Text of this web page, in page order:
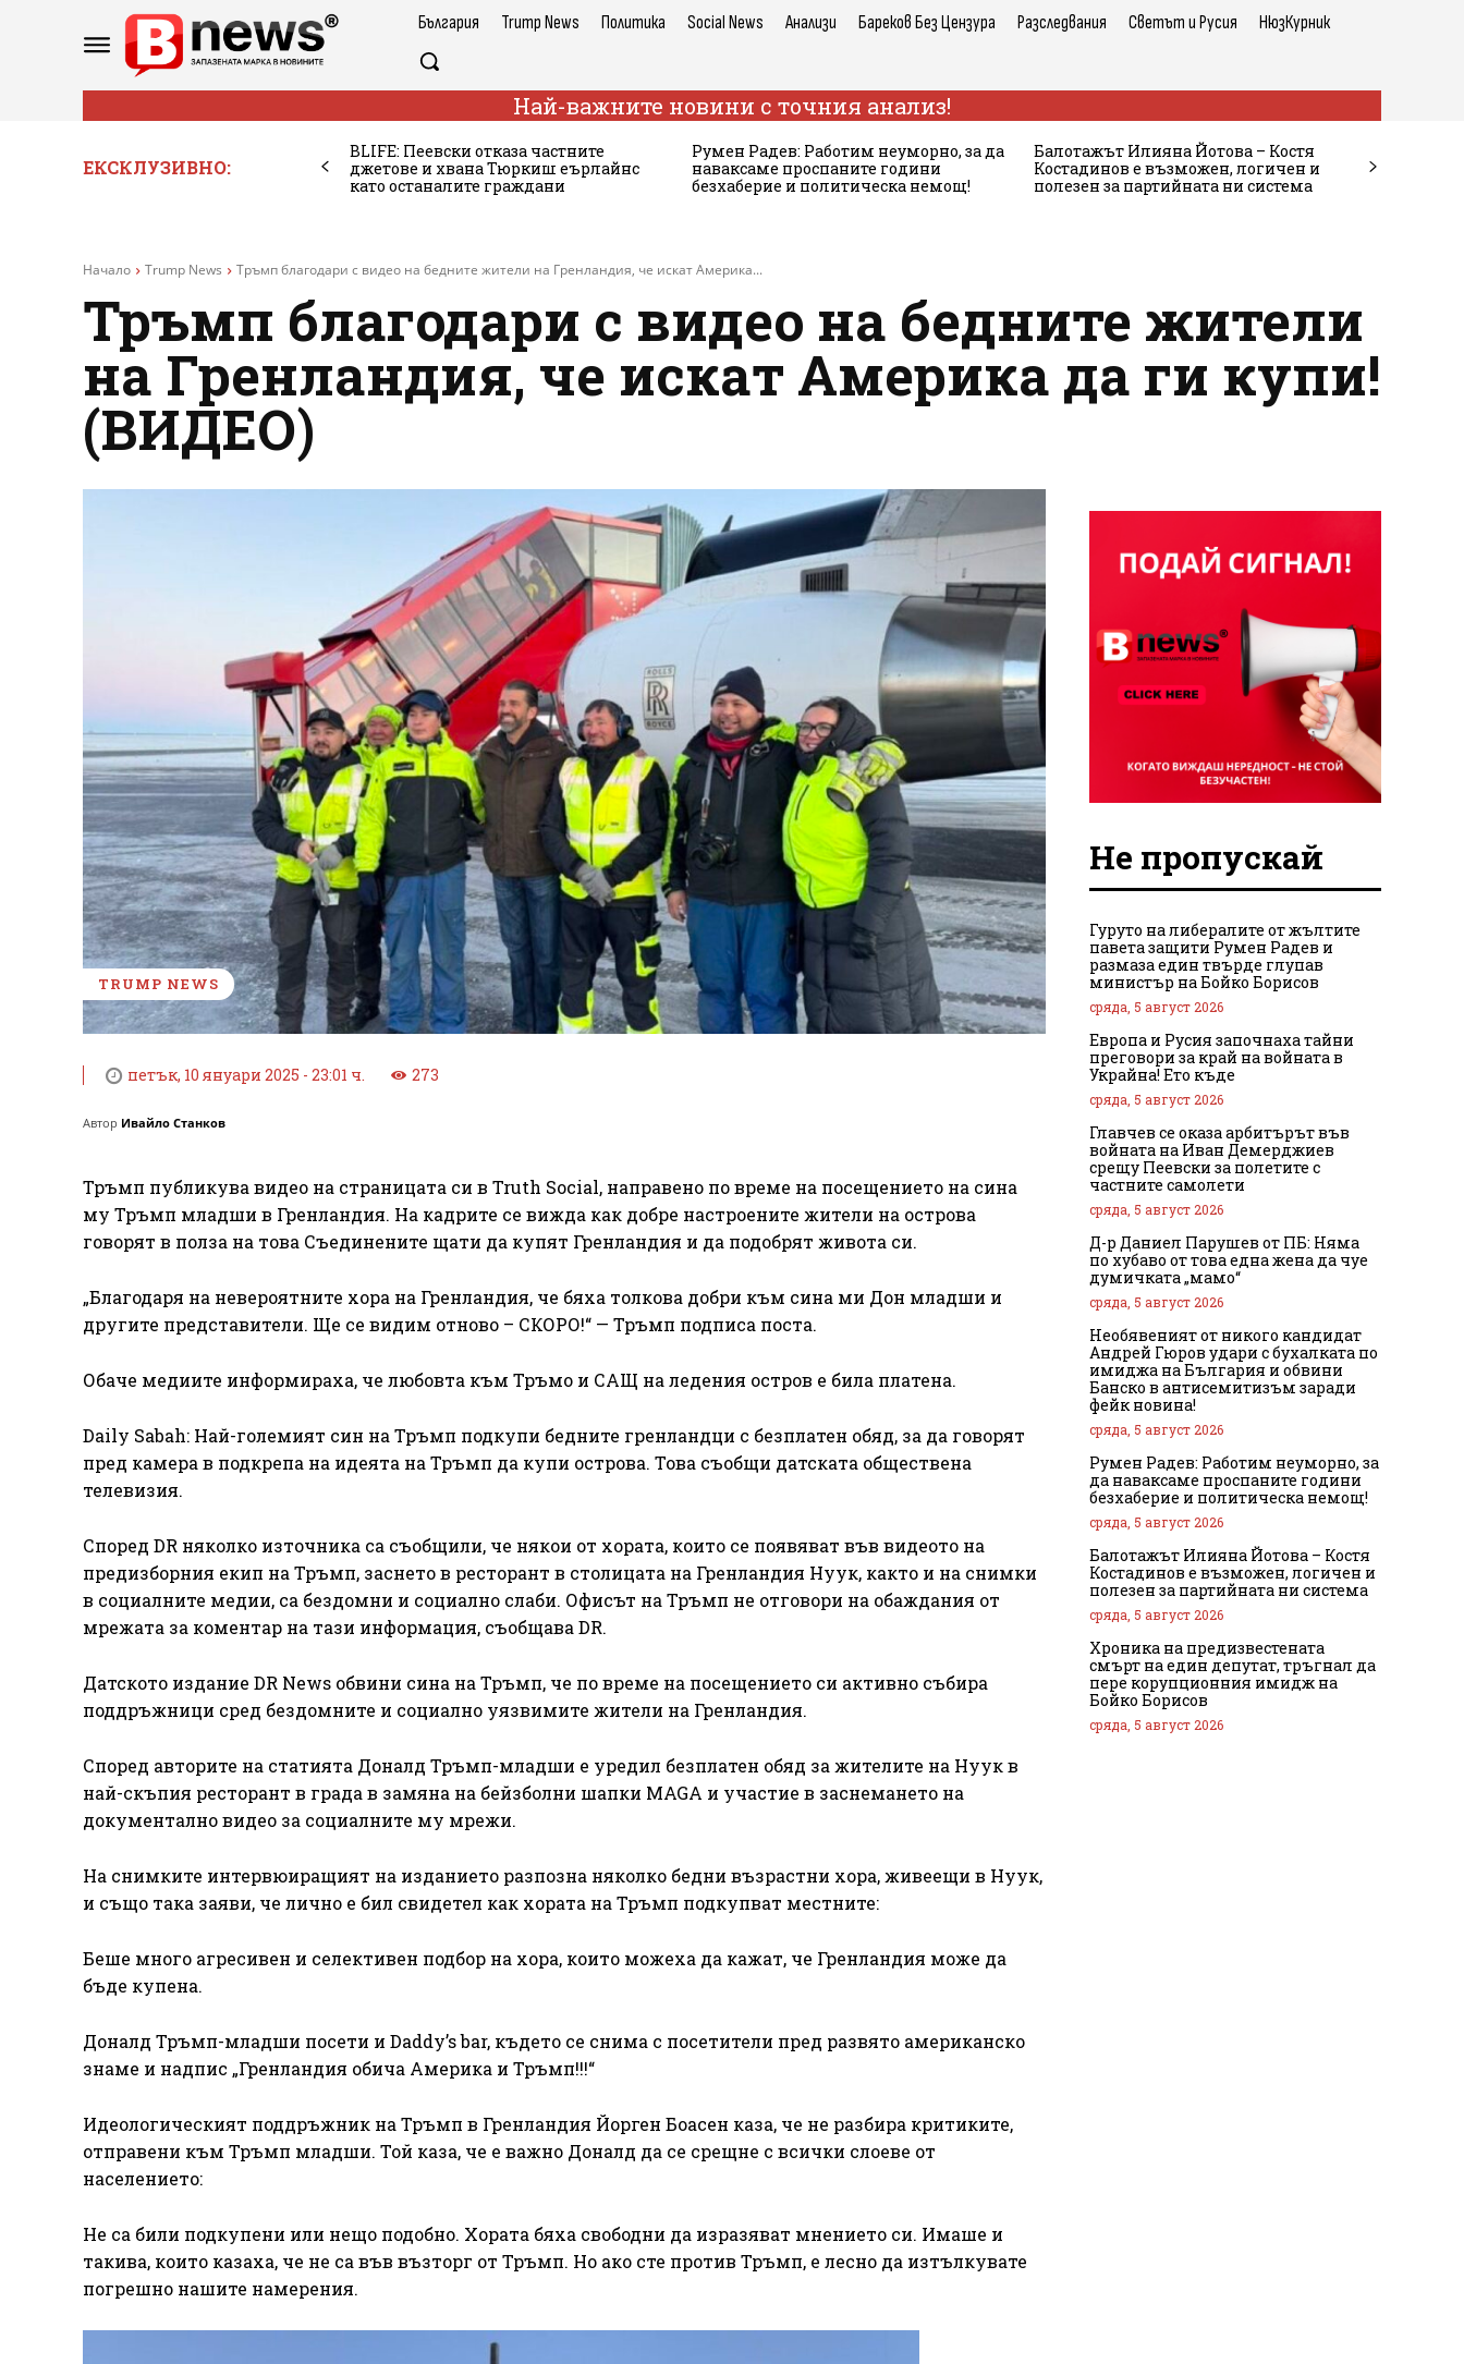
България Trump News Политика Social News Анализи Бареков Без Цензура Разследвания Светът и Русия НюзКурник
Най-важните новини с точния анализ!
ЕКСКЛУЗИВНО:
BLIFE: Пеевски отказа частните
джетове и хвана Тюркиш еърлайнс
като останалите граждани
Румен Радев: Работим неуморно, за да
наваксаме проспаните години
безхаберие и политическа немощ!
Балотажът Илияна Йотова – Костя
Костадинов е възможен, логичен и
полезен за партийната ни система
Начало Trump News Тръмп благодари с видео на бедните жители на Гренландия, че искат Америка...
Тръмп благодари с видео на бедните жители
на Гренландия, че искат Америка да ги купи!
(ВИДЕО)
TRUMP NEWS
петък, 10 януари 2025 - 23:01 ч. 273
Автор Ивайло Станков
Тръмп публикува видео на страницата си в Truth Social, направено по време на посещението на сина
му Тръмп младши в Гренландия. На кадрите се вижда как добре настроените жители на острова
говорят в полза на това Съединените щати да купят Гренландия и да подобрят живота си.
„Благодаря на невероятните хора на Гренландия, че бяха толкова добри към сина ми Дон младши и
другите представители. Ще се видим отново – СКОРО!“ — Тръмп подписа поста.
Обаче медиите информираха, че любовта към Тръмо и САЩ на ледения остров е била платена.
Daily Sabah: Най-големият син на Тръмп подкупи бедните гренландци с безплатен обяд, за да говорят
пред камера в подкрепа на идеята на Тръмп да купи острова. Това съобщи датската обществена
телевизия.
Според DR няколко източника са съобщили, че някои от хората, които се появяват във видеото на
предизборния екип на Тръмп, заснето в ресторант в столицата на Гренландия Нуук, както и на снимки
в социалните медии, са бездомни и социално слаби. Офисът на Тръмп не отговори на обаждания от
мрежата за коментар на тази информация, съобщава DR.
Датското издание DR News обвини сина на Тръмп, че по време на посещението си активно събира
поддръжници сред бездомните и социално уязвимите жители на Гренландия.
Според авторите на статията Доналд Тръмп-младши е уредил безплатен обяд за жителите на Нуук в
най-скъпия ресторант в града в замяна на бейзболни шапки MAGA и участие в заснемането на
документално видео за социалните му мрежи.
На снимките интервюиращият на изданието разпозна няколко бедни възрастни хора, живеещи в Нуук,
и също така заяви, че лично е бил свидетел как хората на Тръмп подкупват местните:
Беше много агресивен и селективен подбор на хора, които можеха да кажат, че Гренландия може да
бъде купена.
Доналд Тръмп-младши посети и Daddy’s bar, където се снима с посетители пред развято американско
знаме и надпис „Гренландия обича Америка и Тръмп!!!“
Идеологическият поддръжник на Тръмп в Гренландия Йорген Боасен каза, че не разбира критиките,
отправени към Тръмп младши. Той каза, че е важно Доналд да се срещне с всички слоеве от
населението:
Не са били подкупени или нещо подобно. Хората бяха свободни да изразяват мнението си. Имаше и
такива, които казаха, че не са във възторг от Тръмп. Но ако сте против Тръмп, е лесно да изтълкувате
погрешно нашите намерения.
Не пропускай
Гуруто на либералите от жълтите
павета защити Румен Радев и
размаза един твърде глупав
министър на Бойко Борисов
сряда, 5 август 2026
Европа и Русия започнаха тайни
преговори за край на войната в
Украйна! Ето къде
сряда, 5 август 2026
Главчев се оказа арбитърът във
войната на Иван Демерджиев
срещу Пеевски за полетите с
частните самолети
сряда, 5 август 2026
Д-р Даниел Парушев от ПБ: Няма
по хубаво от това една жена да чуе
думичката „мамо“
сряда, 5 август 2026
Необявеният от никого кандидат
Андрей Гюров удари с бухалката по
имиджа на България и обвини
Банско в антисемитизъм заради
фейк новина!
сряда, 5 август 2026
Румен Радев: Работим неуморно, за
да наваксаме проспаните години
безхаберие и политическа немощ!
сряда, 5 август 2026
Балотажът Илияна Йотова – Костя
Костадинов е възможен, логичен и
полезен за партийната ни система
сряда, 5 август 2026
Хроника на предизвестената
смърт на един депутат, тръгнал да
пере корупционния имидж на
Бойко Борисов
сряда, 5 август 2026